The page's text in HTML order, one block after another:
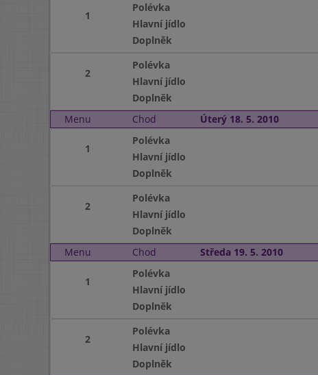
1
Polévka
Hlavní jídlo
Doplněk
2
Polévka
Hlavní jídlo
Doplněk
Menu
Chod Úterý 18. 5. 2010
1
Polévka
Hlavní jídlo
Doplněk
2
Polévka
Hlavní jídlo
Doplněk
Menu
Chod Středa 19. 5. 2010
1
Polévka
Hlavní jídlo
Doplněk
2
Polévka
Hlavní jídlo
Doplněk